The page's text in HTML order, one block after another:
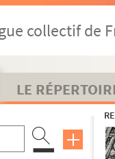
collectif de
LE
équivoques
au Mexique
Père-Lachaise